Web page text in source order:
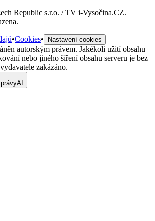
Republic s.r.o. / TV i-Vysočina.CZ.
•Cookies• Nastavení cookies
autorským právem. Jakékoli užití obsahu
nebo jiného šíření obsahu serveru je bez
zakázáno.
AI